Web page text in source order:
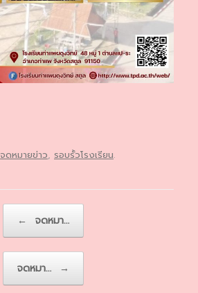
จดหมายข่าว, รอบรั้วโรงเรียน.
← จดหมา…
จดหมา… →